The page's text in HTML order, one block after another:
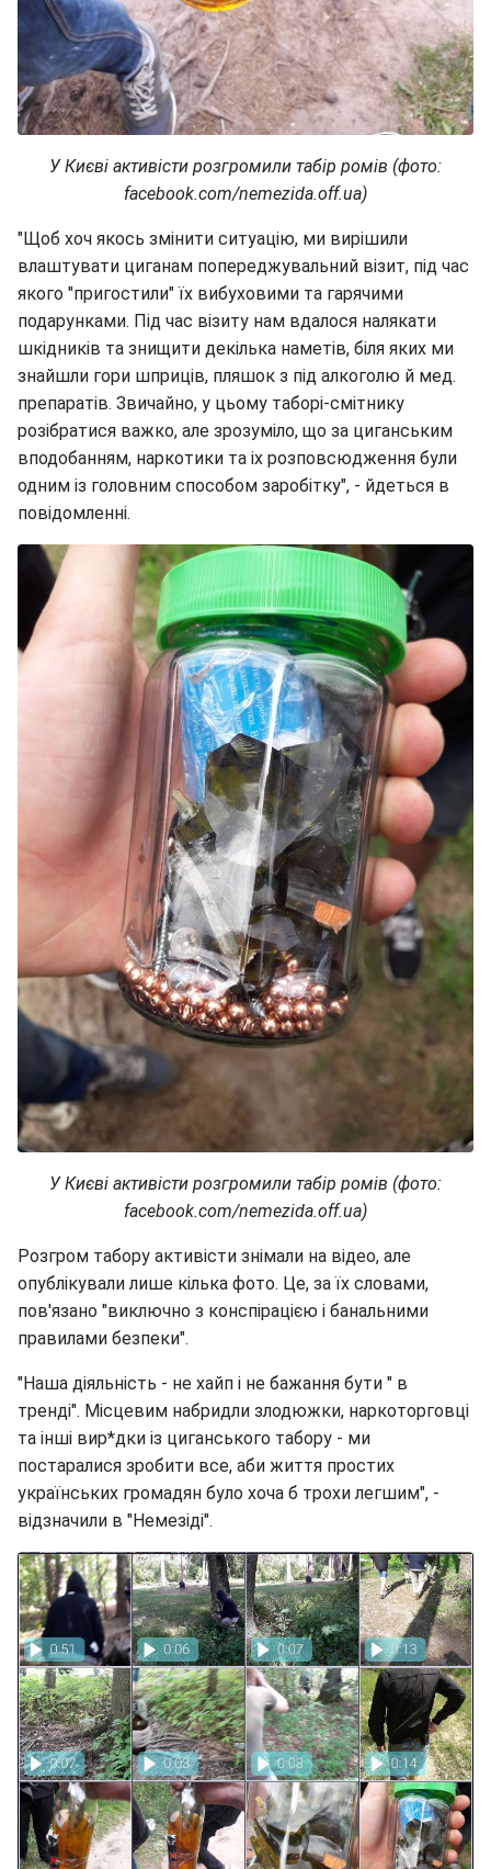
У Києві активісти розгромили табір ромів (фото:
facebook.com/nemezida.off.ua)
"Щоб хоч якось змінити ситуацію, ми вирішили
влаштувати циганам попереджувальний візит, під час
якого "пригостили" їх вибуховими та гарячими
подарунками. Під час візиту нам вдалося налякати
шкідників та знищити декілька наметів, біля яких ми
знайшли гори шприців, пляшок з під алкоголю й мед.
препаратів. Звичайно, у цьому таборі-смітнику
розібратися важко, але зрозуміло, що за циганським
вподобанням, наркотики та іх розповсюдження були
одним із головним способом заробітку", - йдеться в
повідомленні.
У Києві активісти розгромили табір ромів (фото:
facebook.com/nemezida.off.ua)
Розгром табору активісти знімали на відео, але
опублікували лише кілька фото. Це, за їх словами,
пов'язано "виключно з конспірацією і банальними
правилами безпеки".
"Наша діяльність - не хайп і не бажання бути " в
тренді". Місцевим набридли злодюжки, наркоторговці
та інші вир*дки із циганського табору - ми
постаралися зробити все, аби життя простих
українських громадян було хоча б трохи легшим", -
відзначили в "Немезіді".